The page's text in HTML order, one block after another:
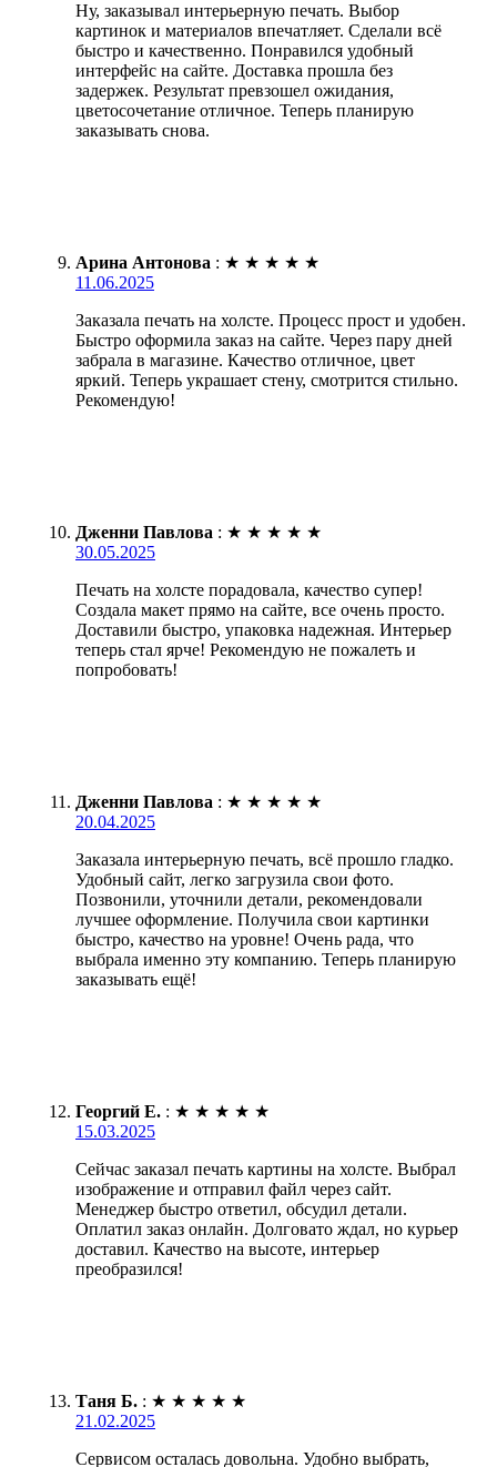
Ну, заказывал интерьерную печать. Выбор
картинок и материалов впечатляет. Сделали всё
быстро и качественно. Понравился удобный
интерфейс на сайте. Доставка прошла без
задержек. Результат превзошел ожидания,
цветосочетание отличное. Теперь планирую
заказывать снова.
Арина Антонова : ★ ★ ★ ★ ★
11.06.2025
Заказала печать на холсте. Процесс прост и удобен.
Быстро оформила заказ на сайте. Через пару дней
забрала в магазине. Качество отличное, цвет
яркий. Теперь украшает стену, смотрится стильно.
Рекомендую!
Дженни Павлова : ★ ★ ★ ★ ★
30.05.2025
Печать на холсте порадовала, качество супер!
Создала макет прямо на сайте, все очень просто.
Доставили быстро, упаковка надежная. Интерьер
теперь стал ярче! Рекомендую не пожалеть и
попробовать!
Дженни Павлова : ★ ★ ★ ★ ★
20.04.2025
Заказала интерьерную печать, всё прошло гладко.
Удобный сайт, легко загрузила свои фото.
Позвонили, уточнили детали, рекомендовали
лучшее оформление. Получила свои картинки
быстро, качество на уровне! Очень рада, что
выбрала именно эту компанию. Теперь планирую
заказывать ещё!
Георгий Е. : ★ ★ ★ ★ ★
15.03.2025
Сейчас заказал печать картины на холсте. Выбрал
изображение и отправил файл через сайт.
Менеджер быстро ответил, обсудил детали.
Оплатил заказ онлайн. Долговато ждал, но курьер
доставил. Качество на высоте, интерьер
преобразился!
Таня Б. : ★ ★ ★ ★ ★
21.02.2025
Сервисом осталась довольна. Удобно выбрать,